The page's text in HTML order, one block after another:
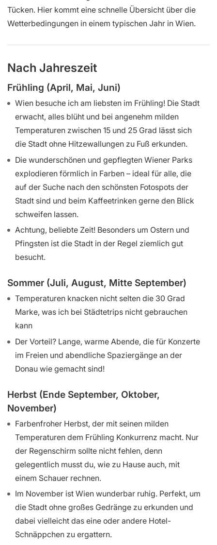
Tücken. Hier kommt eine schnelle Übersicht über die
Wetterbedingungen in einem typischen Jahr in Wien.
Nach Jahreszeit
Frühling (April, Mai, Juni)
Wien besuche ich am liebsten im Frühling! Die Stadt
erwacht, alles blüht und bei angenehm milden
Temperaturen zwischen 15 und 25 Grad lässt sich
die Stadt ohne Hitzewallungen zu Fuß erkunden.
Die wunderschönen und gepflegten Wiener Parks
explodieren förmlich in Farben – ideal für alle, die
auf der Suche nach den schönsten Fotospots der
Stadt sind und beim Kaffeetrinken gerne den Blick
schweifen lassen.
Achtung, beliebte Zeit! Besonders um Ostern und
Pfingsten ist die Stadt in der Regel ziemlich gut
besucht.
Sommer (Juli, August, Mitte September)
Temperaturen knacken nicht selten die 30 Grad
Marke, was ich bei Städtetrips nicht gebrauchen
kann
Der Vorteil? Lange, warme Abende, die für Konzerte
im Freien und abendliche Spaziergänge an der
Donau wie gemacht sind!
Herbst (Ende September, Oktober,
November)
Farbenfroher Herbst, der mit seinen milden
Temperaturen dem Frühling Konkurrenz macht. Nur
der Regenschirm sollte nicht fehlen, denn
gelegentlich musst du, wie zu Hause auch, mit
einem Schauer rechnen.
Im November ist Wien wunderbar ruhig. Perfekt, um
die Stadt ohne großes Gedränge zu erkunden und
dabei vielleicht das eine oder andere Hotel-
Schnäppchen zu ergattern.